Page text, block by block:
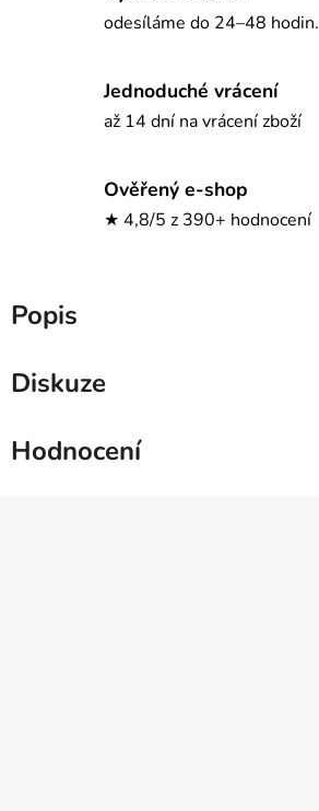
odesíláme do 24–48 hodin.
Jednoduché vrácení
až 14 dní na vrácení zboží
Ověřený e-shop
★ 4,8/5 z 390+ hodnocení
Popis
Diskuze
Hodnocení